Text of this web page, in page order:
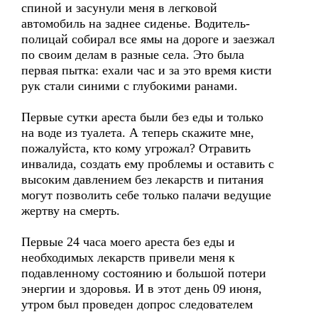
спиной и засунули меня в легковой
автомобиль на заднее сиденье. Водитель-
полицай собирал все ямы на дороге и заезжал
по своим делам в разные села. Это была
первая пытка: ехали час и за это время кисти
рук стали синими с глубокими ранами.
Первые сутки ареста были без еды и только
на воде из туалета. А теперь скажите мне,
пожалуйста, кто кому угрожал? Отравить
инвалида, создать ему проблемы и оставить с
высоким давлением без лекарств и питания
могут позволить себе только палачи ведущие
жертву на смерть.
Первые 24 часа моего ареста без еды и
необходимых лекарств привели меня к
подавленному состоянию и большой потери
энергии и здоровья. И в этот день 09 июня,
утром был проведен допрос следователем